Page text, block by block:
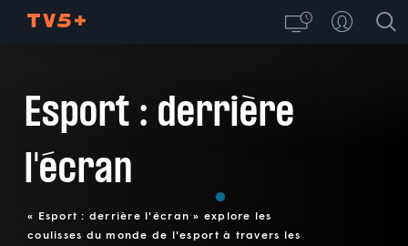
Esport : derrière
l'écran
« Esport : derrière l'écran » explore les
coulisses du monde de l'esport à travers les